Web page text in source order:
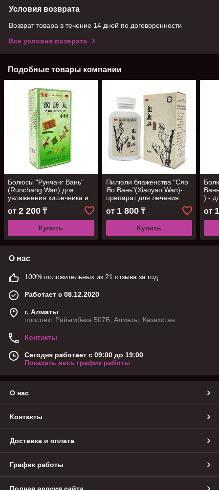
Условия возврата
Возврат товара в течение 14 дней по договоренности
Все условия возврата
Подобные товары компании
Болюсы "Рунчанг Вань"
(Runchang Wan) для
увлажнения кишечника и
нормализация стула,192
шт
от 2 200 ₸
Купить
Пилюли блаженства "Сяо
Яо Вань"(Xiaoyao Wan)-
препарат для лечения
печени, 200шт
от 1 800₸
Купить
) -
от
О нас
100% положительных из 21 отзыва за год
Работает с 08.12.2020
г. Алматы
проспект Райымбека 507Б, Алматы, Казахстан
Контакты
Сегодня работает с 09:00 до 19:00
Показать весь график работы
О нас
Контакты
Доставка и оплата
График работы